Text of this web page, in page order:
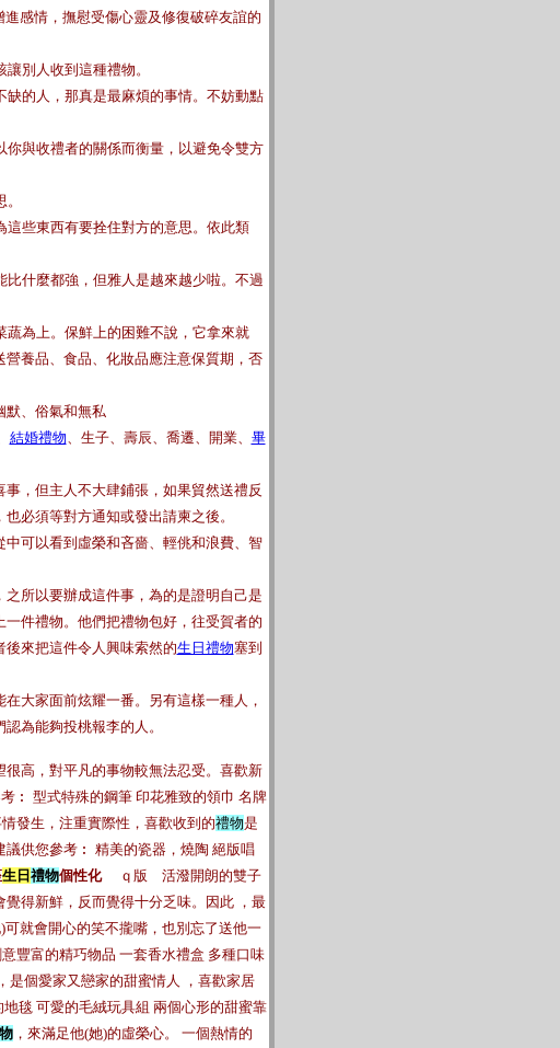
進感情，撫慰受傷心靈及修復破碎友誼的
別人收到這種禮物。
的人，那真是最麻煩的事情。不妨動點
與收禮者的關係而衡量，以避免令雙方
些東西有要拴住對方的意思。依此類
什麼都強，但雅人是越來越少啦。不過
為上。保鮮上的困難不說，它拿來就
養品、食品、化妝品應注意保質期，否
默、俗氣和無私
結婚禮物、生子、壽辰、喬遷、開業、 畢
，但主人不大肆鋪張，如果貿然送禮反
必須等對方通知或發出請柬之後。
中可以看到虛榮和吝嗇、輕佻和浪費、智
所以要辦成這件事，為的是證明自己是
件禮物。他們把禮物包好，往受賀者的
來把這件令人興味索然的生日禮物塞到
大家面前炫耀一番。另有這樣一種人，
為能夠投桃報李的人。
高，對平凡的事物較無法忍受。喜歡新
︰ 型式特殊的鋼筆 印花雅致的領巾 名牌
發生，注重實際性，喜歡收到的禮物是
供您參考︰ 精美的瓷器，燒陶 絕版唱
生日 禮物個性化ｑ版 活潑開朗的雙子
覺得新鮮，反而覺得十分乏味。因此 ，最
就會開心的笑不攏嘴，也別忘了送他一
豐富的精巧物品 一套香水禮盒 多種口味
是個愛家又戀家的甜蜜情人 ，喜歡家居
毯 可愛的毛絨玩具組 兩個心形的甜蜜靠
，來滿足他(她)的虛榮心。 一個熱情的